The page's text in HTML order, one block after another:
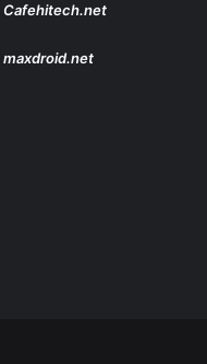
Cafehitech.net
maxdroid.net